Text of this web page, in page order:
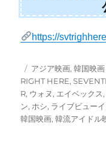
https://
投
稿
日:
カ
テ
ゴ
リ
ー
アジア映画,韓国映画
RIGHT HERE,
R, ウォヌ, エイベックス,
ン, ホシ, ライブビュー
韓国映画,韓流アイドル